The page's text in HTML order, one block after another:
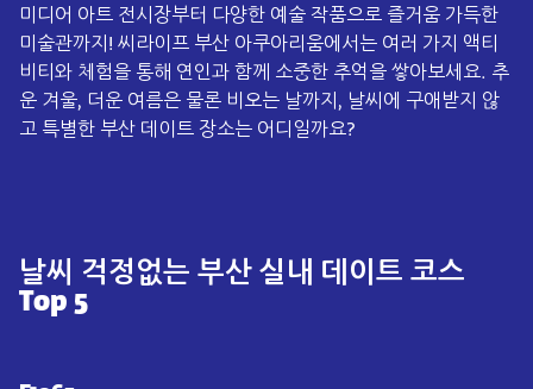
미디어 아트 전시장부터 다양한 예술 작품으로 즐거움 가득한
미술관까지! 씨라이프 부산 아쿠아리움에서는 여러 가지 액티
비티와 체험을 통해 연인과 함께 소중한 추억을 쌓아보세요. 추
운 겨울, 더운 여름은 물론 비오는 날까지, 날씨에 구애받지 않
고 특별한 부산 데이트 장소는 어디일까요?
날씨 걱정없는 부산 실내 데이트 코스
Top 5